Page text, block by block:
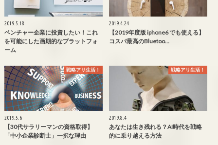
2019.5.18
ベンチャー企業に投資したい！これ
を可能にした画期的なプラットフォ
ーム
2019.4.24
【2019年度版 iphone6 でも使える】
コスパ最高のBluetoo…
戦略アリ生活！
2019.5.6
【30代サラリーマンの資格取得】
「中小企業診断士」一択な理由
戦略アリ生活！
2019.8.4
あなたは生き残れる？AI時代を戦略
的に乗り越える方法